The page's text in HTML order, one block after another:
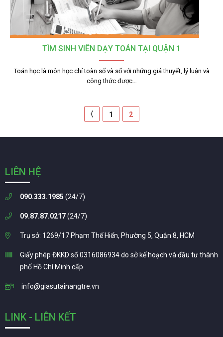
TÌM SINH VIÊN DẠY TOÁN TẠI QUẬN 1
Toán học là môn học chỉ toàn số và số với những giả thuyết, lý luận và
công thức được…
〈 1 2
LIÊN HỆ
090.333.1985 (24/7)
09.87.87.0217(24/7)
Trụ sở: 1269/17 Phạm Thế Hiển, Phường 5, Quận 8, HCM
Giấy phép ĐKKD số 0316086934 do sở kế hoạch và đầu tư thành
phố Hồ Chí Minh cấp
info@giasutainangtre.vn
LINK - LIÊN KẾT